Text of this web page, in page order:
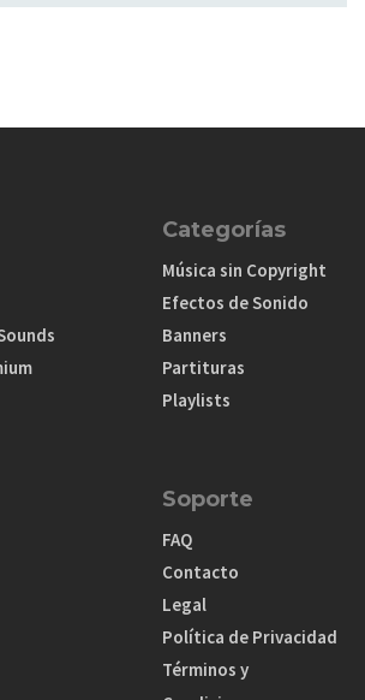
Categorías
Música sin Copyright
Efectos de Sonido
Banners
Partituras
Playlists
Soporte
FAQ
Contacto
Legal
Política de Privacidad
Términos y